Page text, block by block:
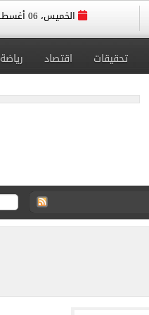
الخميس، 06 أغسطس 2026
تحقيقات اقتصاد رياضة